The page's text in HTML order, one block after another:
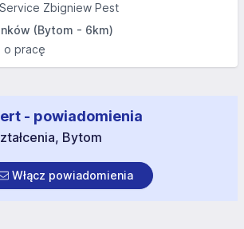
Zbigniew Pest
(Bytom - 6km)
o pracę
- powiadomienia
Bytom
Włącz powiadomienia